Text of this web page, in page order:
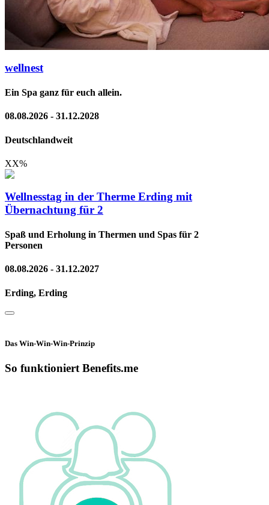
wellnest
Ein Spa ganz für euch allein.
08.08.2026 - 31.12.2028
Deutschlandweit
XX%
Wellnesstag in der Therme Erding mit
Übernachtung für 2
Spaß und Erholung in Thermen und Spas für 2
Personen
08.08.2026 - 31.12.2027
Erding, Erding
Das Win-Win-Win-Prinzip
So funktioniert Benefits.me